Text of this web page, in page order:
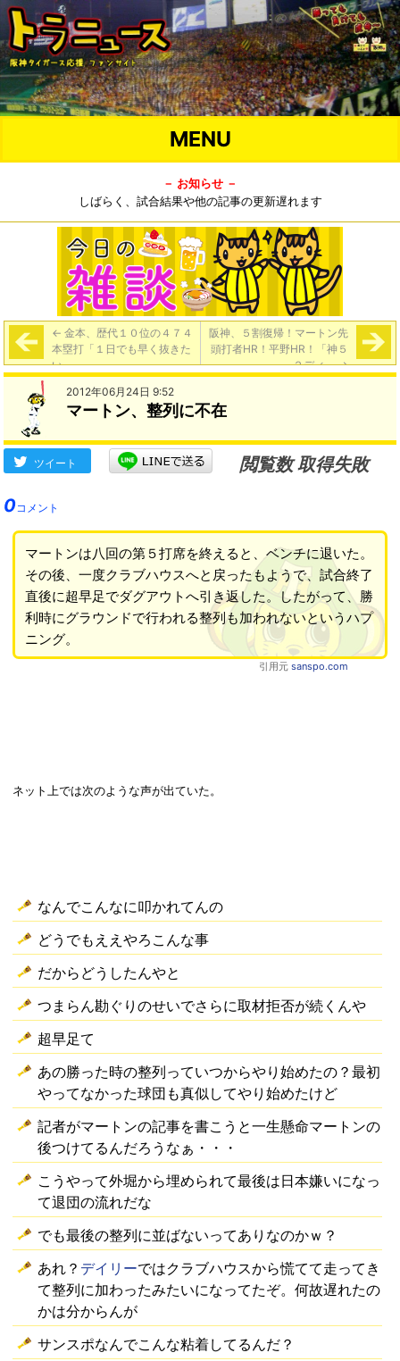
MENU
－ お知らせ －
しばらく、試合結果や他の記事の更新遅れます
← 金本、歴代１０位の４７４
本塁打「１日でも早く抜きた
い」
阪神、５割復帰！マートン先
頭打者HR！平野HR！「神５
－２ディ」→
2012年06月24日 9:52
マートン、整列に不在
ツイート
閲覧数 取得失敗
0コメント
マートンは八回の第５打席を終えると、ベンチに退いた。
その後、一度クラブハウスへと戻ったもようで、試合終了
直後に超早足でダグアウトへ引き返した。したがって、勝
利時にグラウンドで行われる整列も加われないというハプ
ニング。
引用元 sanspo.com
ネット上では次のような声が出ていた。
なんでこんなに叩かれてんの
どうでもええやろこんな事
だからどうしたんやと
つまらん勘ぐりのせいでさらに取材拒否が続くんや
超早足て
あの勝った時の整列っていつからやり始めたの？最初
やってなかった球団も真似してやり始めたけど
記者がマートンの記事を書こうと一生懸命マートンの
後つけてるんだろうなぁ・・・
こうやって外堀から埋められて最後は日本嫌いになっ
て退団の流れだな
でも最後の整列に並ばないってありなのかｗ？
あれ？ デイリーではクラブハウスから慌てて走ってき
て整列に加わったみたいになってたぞ。何故遅れたの
かは分からんが
サンスポなんでこんな粘着してるんだ？